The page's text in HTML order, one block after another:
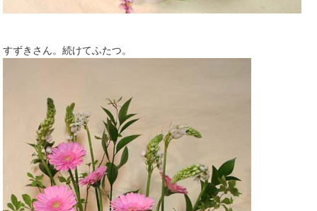
すずきさん。続けてふたつ。